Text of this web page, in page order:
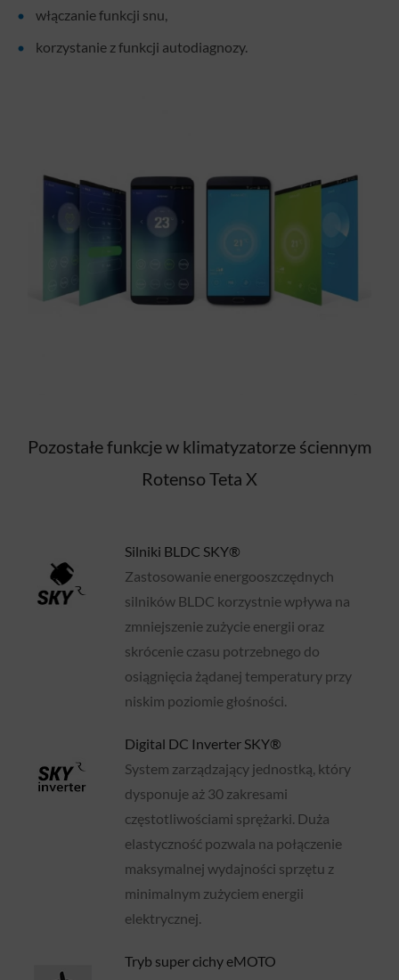
włączanie funkcji snu,
korzystanie z funkcji autodiagnozy.
Pozostałe funkcje w klimatyzatorze ściennym
Rotenso Teta X
Silniki BLDC SKY®
Zastosowanie energooszczędnych
silników BLDC korzystnie wpływa na
zmniejszenie zużycie energii oraz
skrócenie czasu potrzebnego do
osiągnięcia żądanej temperatury przy
niskim poziomie głośności.
Digital DC Inverter SKY®
System zarządzający jednostką, który
dysponuje aż 30 zakresami
częstotliwościami sprężarki. Duża
elastyczność pozwala na połączenie
maksymalnej wydajności sprzętu z
minimalnym zużyciem energii
elektrycznej.
Tryb super cichy eMOTO